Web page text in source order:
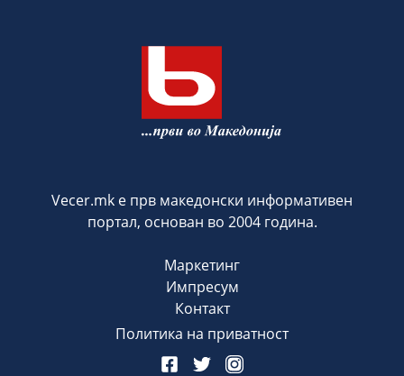
Vecer.mk е прв македонски информативен
портал, основан во 2004 година.
Маркетинг
Импресум
Контакт
Политика на приватност